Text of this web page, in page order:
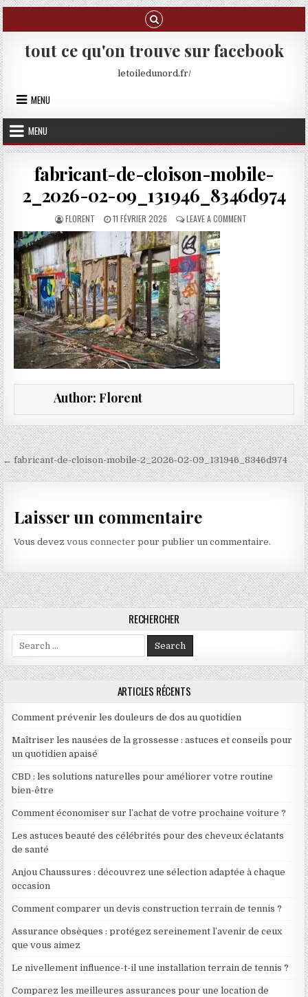
Skip to content
tout ce qu'on trouve sur facebook
letoiledunord.fr/
MENU
MENU
fabricant-de-cloison-mobile-
2_2026-02-09_131946_8346d974
AUTHOR:
FLORENT PUBLISHED DATE:
11 FÉVRIER 2026 LEAVE A COMMENTON FABRICANT-
Author: Florent
Navigation de l’article
← fabricant-de-cloison-mobile-2_2026-02-09_131946_8346d974
Laisser un commentaire
Vous devezvous connecter pour publier un commentaire.
RECHERCHER
Search for:
ARTICLES RÉCENTS
Comment prévenir les douleurs de dos au quotidien
Maîtriser les nausées de la grossesse : astuces et conseils pour
un quotidien apaisé
CBD : les solutions naturelles pour améliorer votre routine
bien-être
Comment économiser sur l’achat de votre prochaine voiture ?
Les astuces beauté des célébrités pour des cheveux éclatants
de santé
Anjou Chaussures : découvrez une sélection adaptée à chaque
occasion
Comment comparer un devis construction terrain de tennis ?
Assurance obsèques : protégez sereinement l’avenir de ceux
que vous aimez
Le nivellement influence-t-il une installation terrain de tennis ?
Comparez les meilleures assurances pour une location de